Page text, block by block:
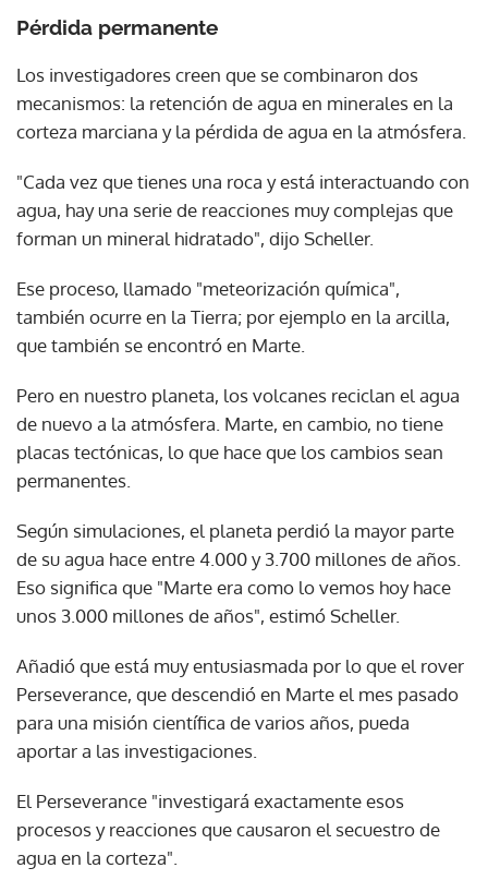
Pérdida permanente
Los investigadores creen que se combinaron dos
mecanismos: la retención de agua en minerales en la
corteza marciana y la pérdida de agua en la atmósfera.
"Cada vez que tienes una roca y está interactuando con
agua, hay una serie de reacciones muy complejas que
forman un mineral hidratado", dijo Scheller.
Ese proceso, llamado "meteorización química",
también ocurre en la Tierra; por ejemplo en la arcilla,
que también se encontró en Marte.
Pero en nuestro planeta, los volcanes reciclan el agua
de nuevo a la atmósfera. Marte, en cambio, no tiene
placas tectónicas, lo que hace que los cambios sean
permanentes.
Según simulaciones, el planeta perdió la mayor parte
de su agua hace entre 4.000 y 3.700 millones de años.
Eso significa que "Marte era como lo vemos hoy hace
unos 3.000 millones de años", estimó Scheller.
Añadió que está muy entusiasmada por lo que el rover
Perseverance, que descendió en Marte el mes pasado
para una misión científica de varios años, pueda
aportar a las investigaciones.
El Perseverance "investigará exactamente esos
procesos y reacciones que causaron el secuestro de
agua en la corteza".